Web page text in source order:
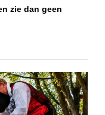
zie dan geen